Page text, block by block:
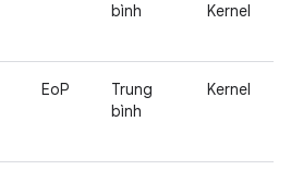
bình
Kernel
EoP
Trung
bình
Kernel